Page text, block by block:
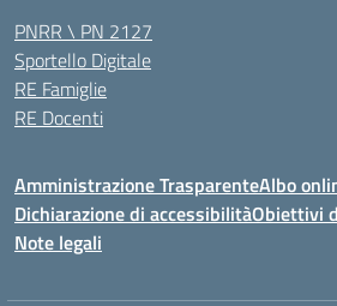
PNRR \ PN 2127
Sportello Digitale
RE Famiglie
RE Docenti
Amministrazione TrasparenteAlbo
Dichiarazione di accessibilitàObiettivi
Note legali